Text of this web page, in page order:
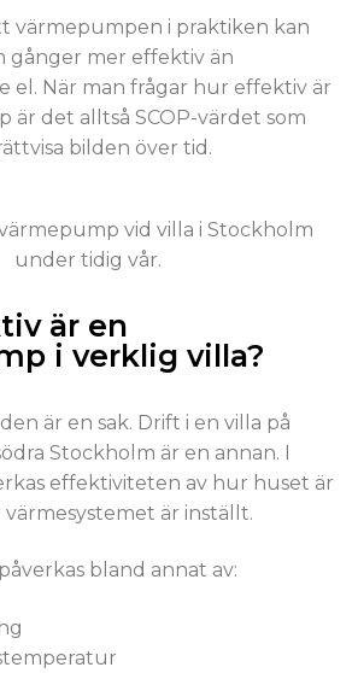
värmepumpen i praktiken kan
gånger mer effektiv än
el. När man frågar hur effektiv är
är det alltså SCOP-värdet som
bilden över tid.
är en
i verklig villa?
är en sak. Drift i en villa på
Stockholm är en annan. I
effektiviteten av hur huset är
är inställt.
bland annat av: